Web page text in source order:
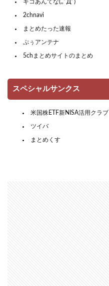
ギコあんてな(,,ﾟДﾟ)
2chnavi
まとめたった速報
ぷぅアンテナ
5chまとめサイトのまとめ
スペシャルサンクス
米国株ETF新NISA活用クラブ
ツイバ
まとめくす